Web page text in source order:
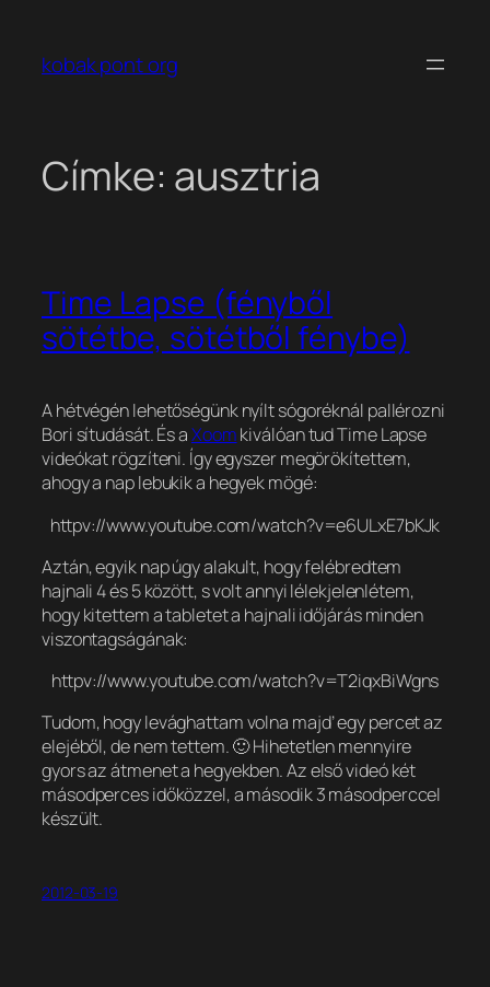
tartalomhoz
kobak pont org
Címke: ausztria
Time Lapse (fényből
sötétbe, sötétből fénybe)
A hétvégén lehetőségünk nyílt sógoréknál pallérozni
Bori sítudását. És aXoomkiválóan tud Time Lapse
videókat rögzíteni. Így egyszer megörökítettem,
ahogy a nap lebukik a hegyek mögé:
httpv://www.youtube.com/watch?v=e6ULxE7bKJk
Aztán, egyik nap úgy alakult, hogy felébredtem
hajnali 4 és 5 között, s volt annyi lélekjelenlétem,
hogy kitettem a tabletet a hajnali időjárás minden
viszontagságának:
httpv://www.youtube.com/watch?v=T2iqxBiWgns
Tudom, hogy levághattam volna majd’ egy percet az
elejéből, de nem tettem. 🙂 Hihetetlen mennyire
gyors az átmenet a hegyekben. Az első videó két
másodperces időközzel, a második 3 másodperccel
készült.
2012-03-19